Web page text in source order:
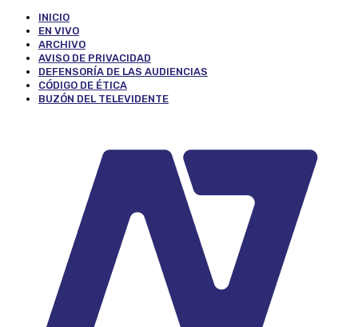
INICIO
EN VIVO
ARCHIVO
AVISO DE PRIVACIDAD
DEFENSORÍA DE LAS AUDIENCIAS
CÓDIGO DE ÉTICA
BUZÓN DEL TELEVIDENTE